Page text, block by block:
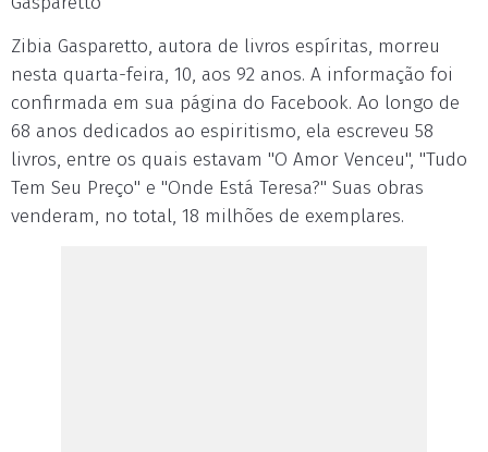
Zibia Gasparetto, autora de livros espíritas, morreu
nesta quarta-feira, 10, aos 92 anos. A informação foi
confirmada em sua página do Facebook. Ao longo de
68 anos dedicados ao espiritismo, ela escreveu 58
livros, entre os quais estavam "O Amor Venceu", "Tudo
Tem Seu Preço" e "Onde Está Teresa?" Suas obras
venderam, no total, 18 milhões de exemplares.